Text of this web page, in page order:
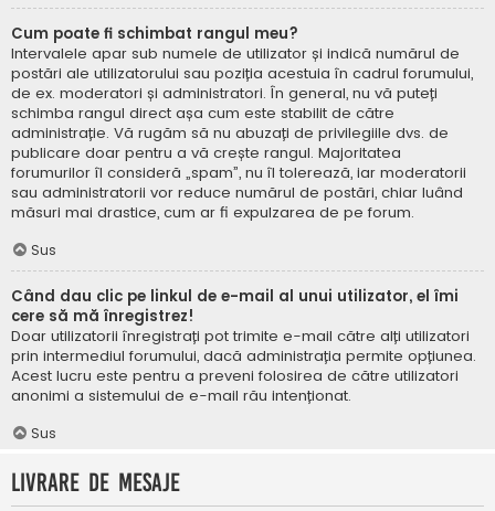
Cum poate fi schimbat rangul meu?
Intervalele apar sub numele de utilizator și indică numărul de
postări ale utilizatorului sau poziția acestuia în cadrul forumului,
de ex. moderatori și administratori. În general, nu vă puteți
schimba rangul direct așa cum este stabilit de către
administrație. Vă rugăm să nu abuzați de privilegiile dvs. de
publicare doar pentru a vă crește rangul. Majoritatea
forumurilor îl consideră „spam”, nu îl tolerează, iar moderatorii
sau administratorii vor reduce numărul de postări, chiar luând
măsuri mai drastice, cum ar fi expulzarea de pe forum.
Sus
Când dau clic pe linkul de e-mail al unui utilizator, el îmi
cere să mă înregistrez!
Doar utilizatorii înregistrați pot trimite e-mail către alți utilizatori
prin intermediul forumului, dacă administrația permite opțiunea.
Acest lucru este pentru a preveni folosirea de către utilizatori
anonimi a sistemului de e-mail rău intenționat.
Sus
Livrare de mesaje